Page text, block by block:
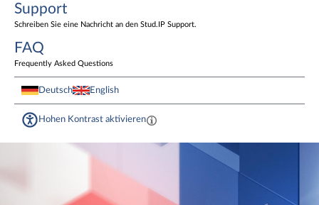
Support
Schreiben Sie eine Nachricht an den Stud.IP Support.
FAQ
Frequently Asked Questions
Deutsch English
Hohen Kontrast aktivieren